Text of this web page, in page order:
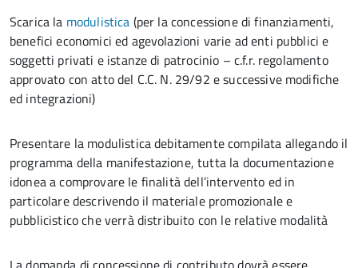
Scarica la modulistica (per la concessione di finanziamenti,
benefici economici ed agevolazioni varie ad enti pubblici e
soggetti privati e istanze di patrocinio – c.f.r. regolamento
approvato con atto del C.C. N. 29/92 e successive modifiche
ed integrazioni)
Presentare la modulistica debitamente compilata allegando il
programma della manifestazione, tutta la documentazione
idonea a comprovare le finalità dell’intervento ed in
particolare descrivendo il materiale promozionale e
pubblicistico che verrà distribuito con le relative modalità